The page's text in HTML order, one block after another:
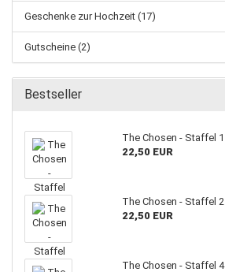
Geschenke zur Hochzeit (17)
Gutscheine (2)
Bestseller
The Chosen - Staffel 1
22,50 EUR
The Chosen - Staffel 2
22,50 EUR
The Chosen - Staffel 4